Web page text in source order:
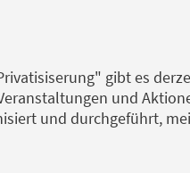
gibt es
und
und durchgeführt,